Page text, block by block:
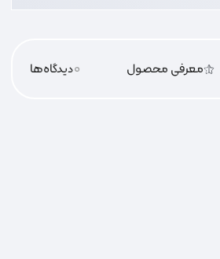
معرفی محصول 0دیدگاه‌‌ها